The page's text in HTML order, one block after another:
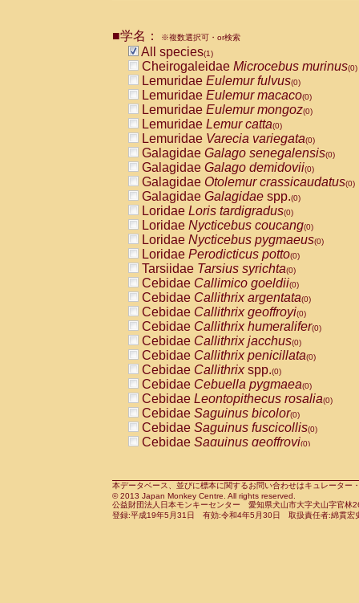
CebidaeCebus nigrivittatus
CebidaeCebus
CebidaeSaimiri boliviensis(0)
CebidaeSaimiri sciureus(0)
AtelidaeAlouatta caraya(0)
AtelidaeAlouatta fusca(0)
AtelidaeAlouatta seniculus
AtelidaeAlouattaspp.(0)
AtelidaeAteles belzebuth(0)
AtelidaeAteles geoffroyi(0)
AtelidaeAteles paniscus(0)
AtelidaeAtelesspp.(0)
Atelidae Lagothrix lagothricha
AtelidaeLagothrix lagothricha cana
PitheciidaeCacajao calvus
PitheciidaeCallicebus cupreus
PitheciidaeCallicebus donacophilus
PitheciidaeCallicebus moloch
PitheciidaeCallicebus torquatus
PitheciidaeCallicebusspp.(0)
PitheciidaeChiropotes satanas(0)
PitheciidaePithecia monachus
PitheciidaePithecia pithecia(0)
CercopithecidaeCercocebus agilis
CercopithecidaeCercocebus
CercopithecidaeCercocebus
CercopithecidaeCercocebus
CercopithecidaeCercocebus
CercopithecidaeCercocebushybrid
CercopithecidaePapio anubis(0)
CercopithecidaePapio cynocephalus
CercopithecidaePapio hamadryas(0)
■学名： ※複数選択可・or検索
All species(1)
Cheirogaleidae Microcebus murinus(0)
Lemuridae Eulemur fulvus(0)
Lemuridae Eulemur macaco(0)
Lemuridae Eulemur mongoz(0)
Lemuridae Lemur catta(0)
Lemuridae Varecia variegata(0)
Galagidae Galago senegalensis(0)
Galagidae Galago demidovii(0)
Galagidae Otolemur crassicaudatus(0)
Galagidae Galagidae spp.(0)
Loridae Loris tardigradus(0)
Loridae Nycticebus coucang(0)
Loridae Nycticebus pygmaeus(0)
Loridae Perodicticus potto(0)
Tarsiidae Tarsius syrichta(0)
Cebidae Callimico goeldii(0)
Cebidae Callithrix argentata(0)
Cebidae Callithrix geoffroyi(0)
Cebidae Callithrix humeralifer(0)
Cebidae Callithrix jacchus(0)
Cebidae Callithrix penicillata(0)
Cebidae Callithrixspp.(0)
Cebidae Cebuella pygmaea(0)
Cebidae Leontopithecus rosalia(0)
Cebidae Saguinus bicolor(0)
Cebidae Saguinus fuscicollis(0)
Cebidae Saguinus geoffroyi(0)
CebidaeSaguinus leucopus(0)
CebidaeSaguinus midas(0)
Cebidae Saguinus mystax(0)
本データベース、並びに標本に関するお問い合わせはキュレータ
© 2013 Japan Monkey Centre. All rights reserved.
公益財団法人日本モンキーセンター 愛知県犬山市大字犬山字官
登録:平成19年5月31日 有効:令和4年5月30日 取扱責任者:綿貫宏